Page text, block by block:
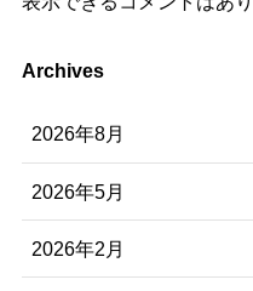
Archives
2026年8月
2026年5月
2026年2月